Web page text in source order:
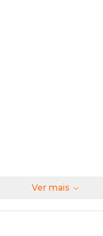
Ver mais